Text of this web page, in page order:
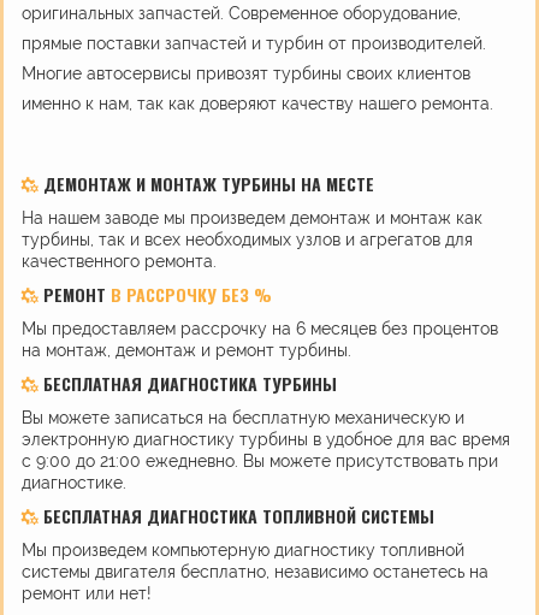
оригинальных запчастей. Современное оборудование,
прямые поставки запчастей и турбин от производителей.
Многие автосервисы привозят турбины своих клиентов
именно к нам, так как доверяют качеству нашего ремонта.
ДЕМОНТАЖ И МОНТАЖ ТУРБИНЫ НА МЕСТЕ
На нашем заводе мы произведем демонтаж и монтаж как
турбины, так и всех необходимых узлов и агрегатов для
качественного ремонта.
РЕМОНТ В РАССРОЧКУ БЕЗ %
Мы предоставляем рассрочку на 6 месяцев без процентов
на монтаж, демонтаж и ремонт турбины.
БЕСПЛАТНАЯ ДИАГНОСТИКА ТУРБИНЫ
Вы можете записаться на бесплатную механическую и
электронную диагностику турбины в удобное для вас время
с 9:00 до 21:00 ежедневно. Вы можете присутствовать при
диагностике.
БЕСПЛАТНАЯ ДИАГНОСТИКА ТОПЛИВНОЙ СИСТЕМЫ
Мы произведем компьютерную диагностику топливной
системы двигателя бесплатно, независимо останетесь на
ремонт или нет!